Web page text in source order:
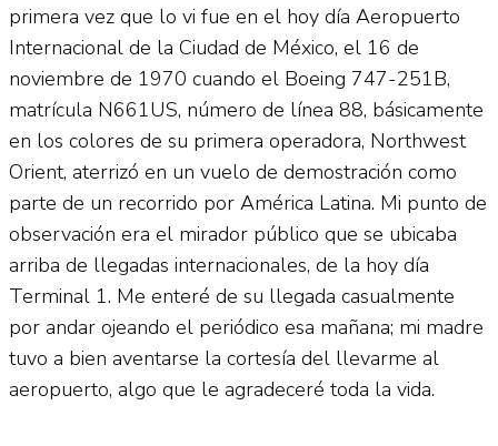
primera vez que lo vi fue en el hoy día Aeropuerto
Internacional de la Ciudad de México, el 16 de
noviembre de 1970 cuando el Boeing 747-251B,
matrícula N661US, número de línea 88, básicamente
en los colores de su primera operadora, Northwest
Orient, aterrizó en un vuelo de demostración como
parte de un recorrido por América Latina. Mi punto de
observación era el mirador público que se ubicaba
arriba de llegadas internacionales, de la hoy día
Terminal 1. Me enteré de su llegada casualmente
por andar ojeando el periódico esa mañana; mi madre
tuvo a bien aventarse la cortesía del llevarme al
aeropuerto, algo que le agradeceré toda la vida.